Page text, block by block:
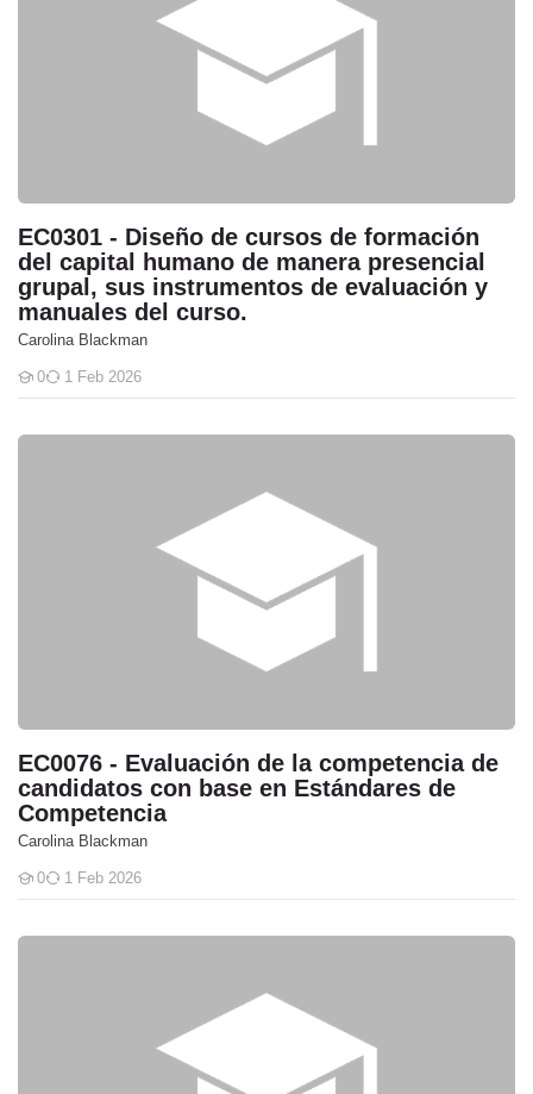
EC0301 - Diseño de cursos de formación
del capital humano de manera presencial
grupal, sus instrumentos de evaluación y
manuales del curso.
Carolina Blackman
0
Students
1 Feb 2026
EC0076 - Evaluación de la competencia de
candidatos con base en Estándares de
Competencia
Carolina Blackman
0
Students
1 Feb 2026